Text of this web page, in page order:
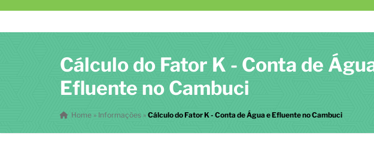
Cálculo do Fator K - Conta de
Efluente no Cambuci
Home » Informações »Cálculo do Fator K - Conta de Água e Efluente no Cambuci